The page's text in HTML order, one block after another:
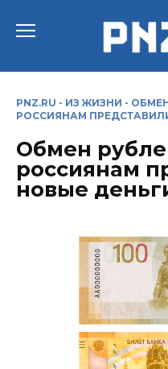
PNZ.RU - ИЗ ЖИЗНИ -
РОССИЯНАМ
Обмен
россиянам
новые